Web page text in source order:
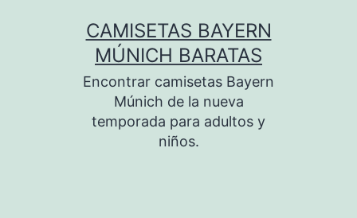
CAMISETAS BAYERN
MÚNICH BARATAS
Encontrar camisetas Bayern
Múnich de la nueva
temporada para adultos y
niños.